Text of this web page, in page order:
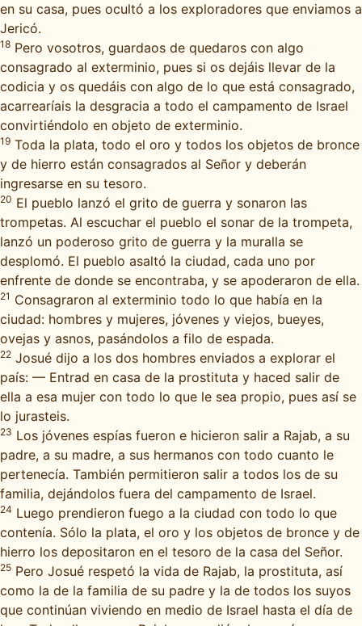
en su casa, pues ocultó a los exploradores que enviamos a
Jericó.
18 Pero vosotros, guardaos de quedaros con algo
consagrado al exterminio, pues si os dejáis llevar de la
codicia y os quedáis con algo de lo que está consagrado,
acarrearíais la desgracia a todo el campamento de Israel
convirtiéndolo en objeto de exterminio.
19 Toda la plata, todo el oro y todos los objetos de bronce
y de hierro están consagrados al Señor y deberán
ingresarse en su tesoro.
20 El pueblo lanzó el grito de guerra y sonaron las
trompetas. Al escuchar el pueblo el sonar de la trompeta,
lanzó un poderoso grito de guerra y la muralla se
desplomó. El pueblo asaltó la ciudad, cada uno por
enfrente de donde se encontraba, y se apoderaron de ella.
21 Consagraron al exterminio todo lo que había en la
ciudad: hombres y mujeres, jóvenes y viejos, bueyes,
ovejas y asnos, pasándolos a filo de espada.
22 Josué dijo a los dos hombres enviados a explorar el
país: — Entrad en casa de la prostituta y haced salir de
ella a esa mujer con todo lo que le sea propio, pues así se
lo jurasteis.
23 Los jóvenes espías fueron e hicieron salir a Rajab, a su
padre, a su madre, a sus hermanos con todo cuanto le
pertenecía. También permitieron salir a todos los de su
familia, dejándolos fuera del campamento de Israel.
24 Luego prendieron fuego a la ciudad con todo lo que
contenía. Sólo la plata, el oro y los objetos de bronce y de
hierro los depositaron en el tesoro de la casa del Señor.
25 Pero Josué respetó la vida de Rajab, la prostituta, así
como la de la familia de su padre y la de todos los suyos
que continúan viviendo en medio de Israel hasta el día de